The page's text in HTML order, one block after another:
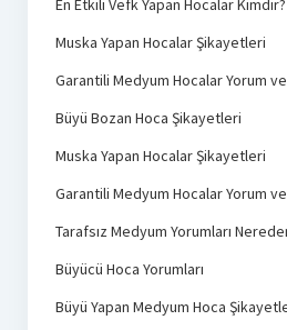
En Etkili Vefk Yapan Hocalar Kimdir?
Muska Yapan Hocalar Şikayetleri
Garantili Medyum Hocalar Yorum
Büyü Bozan Hoca Şikayetleri
Muska Yapan Hocalar Şikayetleri
Garantili Medyum Hocalar Yorum
Tarafsız Medyum Yorumları
Büyücü Hoca Yorumları
Büyü Yapan Medyum Hoca